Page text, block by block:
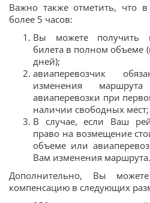
Важно также отметить, что
более 5 часов:
Вы можете получить
билета в полном объеме
дней);
авиаперевозчик
изменения
авиаперевозки при
наличии свободных мест;
В случае, если Ваш
право на возмещение
объеме или
Вам изменения маршрута.
Дополнительно, Вы
компенсацию в следующих